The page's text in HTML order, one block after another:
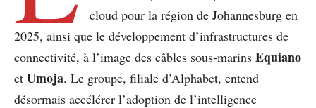
cloud pour la région de Johannesburg en
2025, ainsi que le développement d’infrastructures de
connectivité, à l’image des câbles sous-marins Equiano
et Umoja. Le groupe, filiale d’Alphabet, entend
désormais accélérer l’adoption de l’intelligence